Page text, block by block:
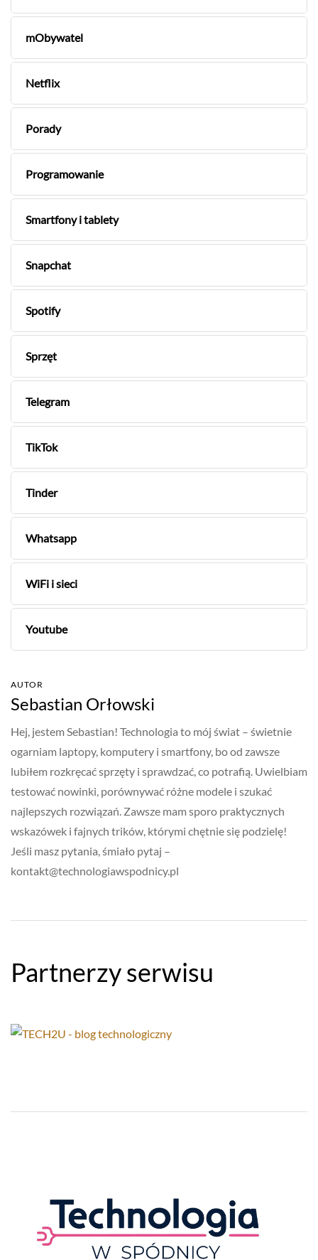
mObywatel
Netflix
Porady
Programowanie
Smartfony i tablety
Snapchat
Spotify
Sprzęt
Telegram
TikTok
Tinder
Whatsapp
WiFi i sieci
Youtube
AUTOR
Sebastian Orłowski
Hej, jestem Sebastian! Technologia to mój świat – świetnie
ogarniam laptopy, komputery i smartfony, bo od zawsze
lubiłem rozkręcać sprzęty i sprawdzać, co potrafią. Uwielbiam
testować nowinki, porównywać różne modele i szukać
najlepszych rozwiązań. Zawsze mam sporo praktycznych
wskazówek i fajnych trików, którymi chętnie się podzielę!
Jeśli masz pytania, śmiało pytaj –
kontakt@technologiawspodnicy.pl
Partnerzy serwisu